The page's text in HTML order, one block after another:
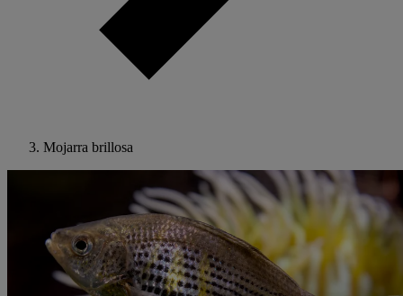
Mojarra brillosa